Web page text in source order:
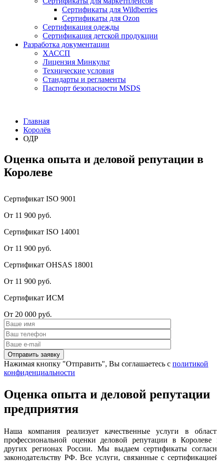
Сертификаты для Wildberries
Сертификаты для Ozon
Сертификация одежды
Сертификация детской продукции
Разработка документации
ХАССП
Лицензия Минкульт
Технические условия
Стандарты и регламенты
Паспорт безопасности MSDS
Главная
Королёв
ОДР
Оценка опыта и деловой репутации в
Королеве
Сертификат ISO 9001
От 11 900 руб.
Сертификат ISO 14001
От 11 900 руб.
Сертификат OHSAS 18001
От 11 900 руб.
Сертификат ИСМ
От 20 000 руб.
Нажимая кнопку "Отправить", Вы соглашаетесь с политикой
конфиденциальности
Оценка опыта и деловой репутации
предприятия
Наша компания реализует качественные услуги в
профессиональной оценки деловой репутации в Королеве
других регионах России. Мы выдаем сертификаты
законодательству РФ. Все услуги, связанные с